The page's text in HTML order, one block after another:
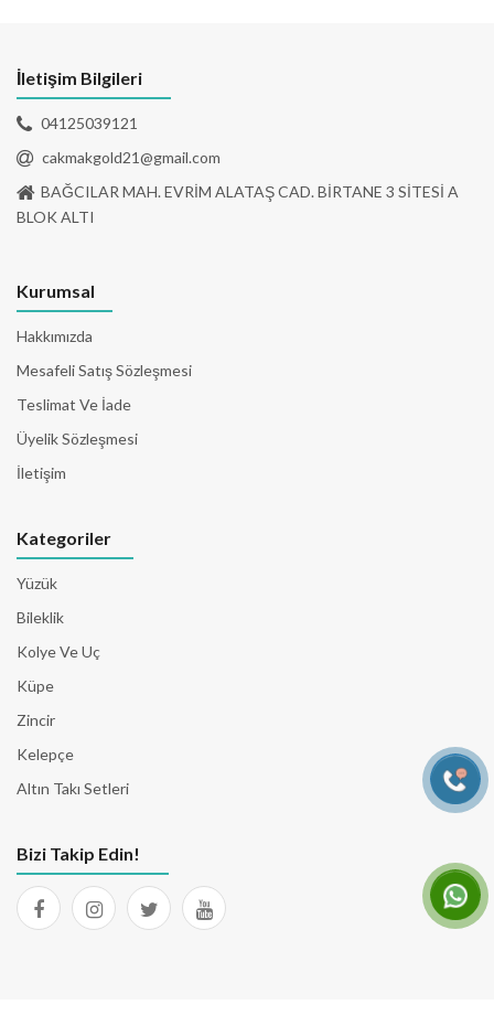
İletişim Bilgileri
04125039121
cakmakgold21@gmail.com
BAĞCILAR MAH. EVRİM ALATAŞ CAD. BİRTANE 3 SİTESİ A
BLOK ALTI
Kurumsal
Hakkımızda
Mesafeli Satış Sözleşmesi
Teslimat Ve İade
Üyelik Sözleşmesi
İletişim
Kategoriler
Yüzük
Bileklik
Kolye Ve Uç
Küpe
Zincir
Kelepçe
Altın Takı Setleri
Bizi Takip Edin!